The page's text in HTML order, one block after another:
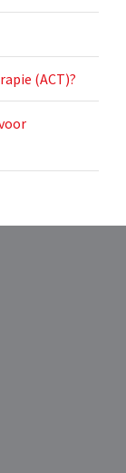
(ACT)?